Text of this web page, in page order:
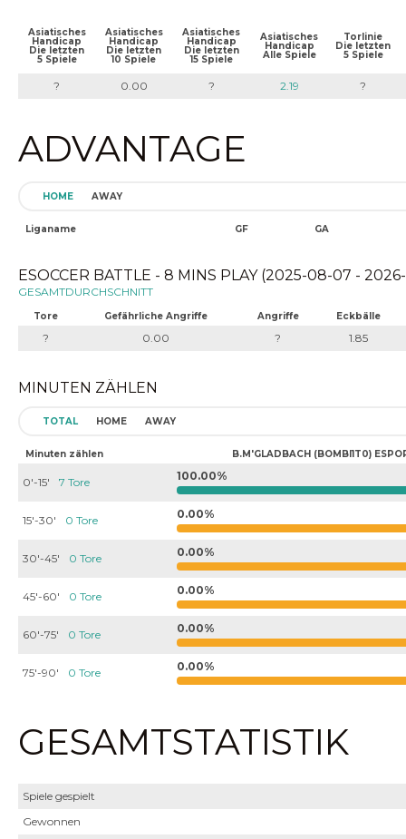
Asiatisches
Handicap
Die letzten
5 Spiele
Asiatisches
Handicap
Die letzten
10 Spiele
Asiatisches
Handicap
Die letzten
15 Spiele
Asiatisches
Handicap
Alle Spiele
Torlinie
Die letzten
5 Spiele
? 0.00 ? 2.19 ?
ADVANTAGE
HOME AWAY
Liganame GF GA
ESOCCER BATTLE - 8 MINS PLAY (2025-08-07 -
GESAMTDURCHSCHNITT
Tore Gefährliche Angriffe Angriffe Eckbälle
? 0.00 ? 1.85
MINUTEN ZÄHLEN
TOTAL HOME AWAY
Minuten zählen B.M'GLADBACH (BOMBI1T0)
0'-15' 7 Tore 100.00%
15'-30' 0 Tore 0.00%
30'-45' 0 Tore 0.00%
45'-60' 0 Tore 0.00%
60'-75' 0 Tore 0.00%
75'-90' 0 Tore 0.00%
GESAMTSTATISTIK
Spiele gespielt
Gewonnen